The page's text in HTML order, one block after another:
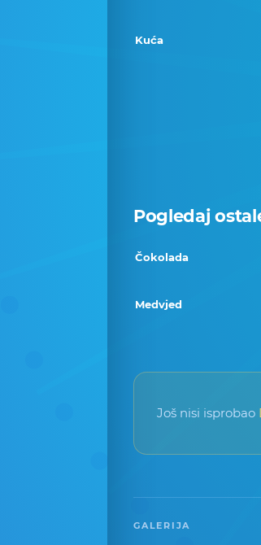
Kuća
Pogledaj
Čokolada
Medvjed
Još nisi isprobao
GALERIJA